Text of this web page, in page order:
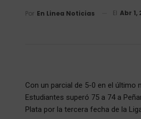
Por En Linea Noticias El Abr 1,
Con un parcial de 5-0 en el último
Estudiantes superó 75 a 74 a
Plata por la tercera fecha de la